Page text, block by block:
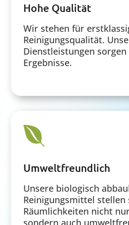
Hohe Qualität
Wir stehen für
Reinigungsqualität.
Dienstleistungen
Ergebnisse.

Umweltfreundlich
Unsere biologisch
Reinigungsmittel stellen
Räumlichkeiten nicht
sondern auch